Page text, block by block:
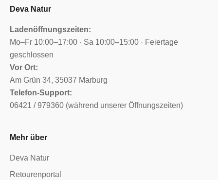
Deva Natur
Ladenöffnungszeiten:
Mo–Fr 10:00–17:00 · Sa 10:00–15:00 · Feiertage
geschlossen
Vor Ort:
Am Grün 34, 35037 Marburg
Telefon-Support:
06421 / 979360 (während unserer Öffnungszeiten)
Mehr über
Deva Natur
Retourenportal